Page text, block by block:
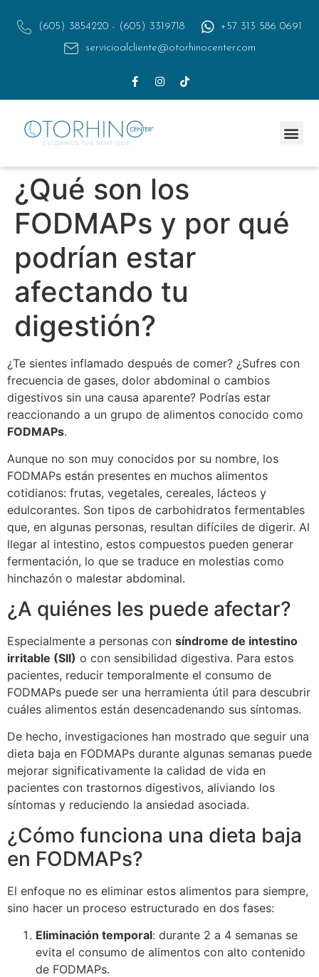
(605) 3854220 - (605) 3319718
+57 313 586 0691
servicioalcliente@otorhinocenter.com
¿Qué son los
FODMAPs y por qué
podrían estar
afectando tu
digestión?
¿Te sientes inflamado después de comer? ¿Sufres con
frecuencia de gases, dolor abdominal o cambios
digestivos sin una causa aparente? Podrías estar
reaccionando a un grupo de alimentos conocido como
FODMAPs.
Aunque no son muy conocidos por su nombre, los
FODMAPs están presentes en muchos alimentos
cotidianos: frutas, vegetales, cereales, lácteos y
edulcorantes. Son tipos de carbohidratos fermentables
que, en algunas personas, resultan difíciles de digerir. Al
llegar al intestino, estos compuestos pueden generar
fermentación, lo que se traduce en molestias como
hinchazón o malestar abdominal.
¿A quiénes les puede afectar?
Especialmente a personas con síndrome de intestino
irritable (SII) o con sensibilidad digestiva. Para estos
pacientes, reducir temporalmente el consumo de
FODMAPs puede ser una herramienta útil para descubrir
cuáles alimentos están desencadenando sus síntomas.
De hecho, investigaciones han mostrado que seguir una
dieta baja en FODMAPs durante algunas semanas puede
mejorar significativamente la calidad de vida en
pacientes con trastornos digestivos, aliviando los
síntomas y reduciendo la ansiedad asociada.
¿Cómo funciona una dieta baja
en FODMAPs?
El enfoque no es eliminar estos alimentos para siempre,
sino hacer un proceso estructurado en dos fases:
Eliminación temporal: durante 2 a 4 semanas se
evita el consumo de alimentos con alto contenido
de FODMAPs.